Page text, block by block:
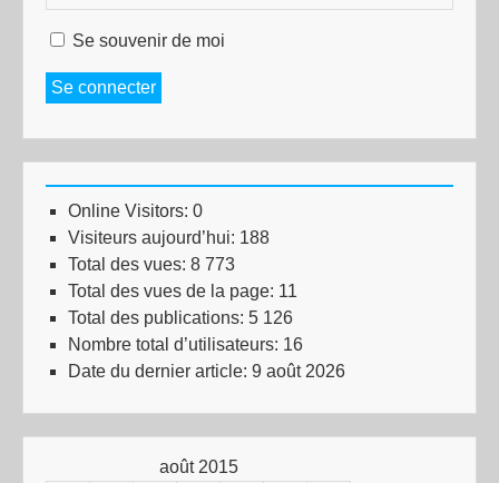
Se souvenir de moi
Se connecter
Online Visitors: 0
Visiteurs aujourd’hui: 188
Total des vues: 8 773
Total des vues de la page: 11
Total des publications: 5 126
Nombre total d’utilisateurs: 16
Date du dernier article: 9 août 2026
août 2015